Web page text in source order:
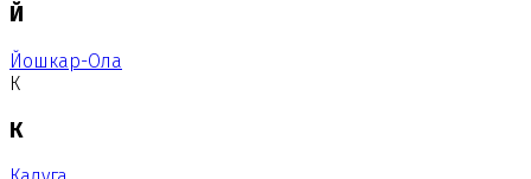
Й
Йошкар-Ола
К
К